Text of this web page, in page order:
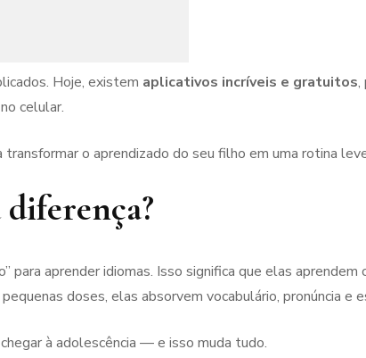
Hoje, existem aplicativos incríveis e gratuitos,
celular.
o aprendizado do seu filho em uma rotina
para aprender idiomas. Isso significa que elas
doses, elas absorvem vocabulário, pronúncia e
à adolescência — e isso muda tudo.